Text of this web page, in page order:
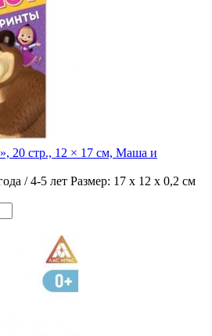
20 стр., 12 × 17 см, Маша и
/ 4-5 лет Размер: 17 х 12 х 0,2 см